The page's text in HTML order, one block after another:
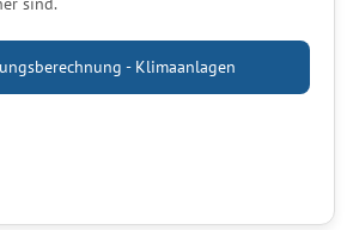
- Klimaanlagen